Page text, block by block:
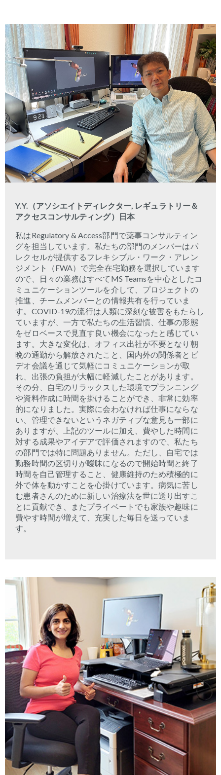
Y.Y.（アソシエイトディレクター, レギュラトリー＆
アクセスコンサルティング）日本
私はRegulatory & Access部門で薬事コンサルティン
グを担当しています。私たちの部門のメンバーはパ
レクセルが提供するフレキシブル・ワーク・アレン
ジメント（FWA）で完全在宅勤務を選択しています
ので、日々の業務はすべてMS Teamsを中心としたコ
ミュニケーションツールを介して、プロジェクトの
推進、チームメンバーとの情報共有を行っていま
す。COVID-19の流行は人類に深刻な被害をもたらし
ていますが、一方で私たちの生活習慣、仕事の形態
をゼロベースで見直す良い機会になったと感じてい
ます。大きな変化は、オフィス出社が不要となり朝
晩の通勤から解放されたこと、国内外の関係者とビ
デオ会議を通じて気軽にコミュニケーションが取
れ、出張の負担が大幅に軽減したことがあります。
その分、自宅のリラックスした環境でプランニング
や資料作成に時間を掛けることができ、非常に効率
的になりました。実際に会わなければ仕事にならな
い、管理できないというネガティブな意見も一部に
ありますが、上記のツールに加え、費やした時間に
対する成果やアイデアで評価されますので、私たち
の部門では特に問題ありません。ただし、自宅では
勤務時間の区切りが曖昧になるので開始時間と終了
時間を自己管理すること、健康維持のため積極的に
外で体を動かすことを心掛けています。病気に苦し
む患者さんのために新しい治療法を世に送り出すこ
とに貢献でき、またプライベートでも家族や趣味に
費やす時間が増えて、充実した毎日を送っていま
す。